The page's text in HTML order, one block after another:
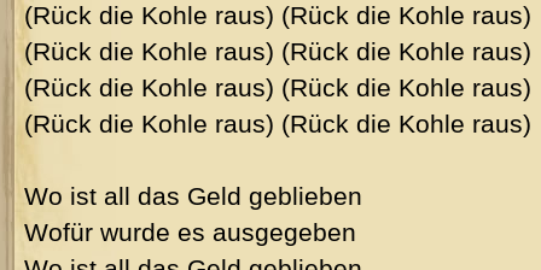
(Rück die Kohle raus) (Rück die Kohle raus)
(Rück die Kohle raus) (Rück die Kohle raus)
(Rück die Kohle raus) (Rück die Kohle raus)
(Rück die Kohle raus) (Rück die Kohle raus)
Wo ist all das Geld geblieben
Wofür wurde es ausgegeben